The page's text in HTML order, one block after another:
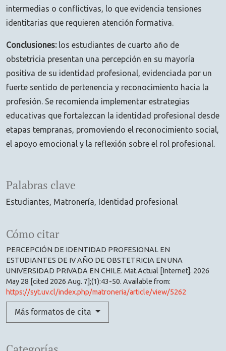
Palabras clave
Estudiantes Matronería Identidad profesional
Cómo citar
PERCEPCIÓN DE IDENTIDAD PROFESIONAL EN
ESTUDIANTES DE IV AÑO DE OBSTETRICIA EN UNA
UNIVERSIDAD PRIVADA EN CHILE. Mat.Actual [Internet]. 2026
May 28 [cited 2026 Aug. 7];(1):43-50. Available from:
https://syt.uv.cl/index.php/matroneria/article/view/5262
Más formatos de cita
intermedias o conflictivas, lo que evidencia tensiones
identitarias que requieren atención formativa.
Conclusiones:los estudiantes de cuarto año de
obstetricia presentan una percepción en su mayoría
positiva de su identidad profesional, evidenciada por un
fuerte sentido de pertenencia y reconocimiento hacia la
profesión. Se recomienda implementar estrategias
educativas que fortalezcan la identidad profesional desde
etapas tempranas, promoviendo el reconocimiento social,
el apoyo emocional y la reflexión sobre el rol profesional.